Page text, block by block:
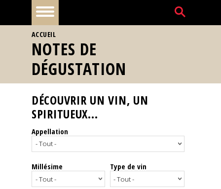
À
la
une
Reportages
Nos
Spiritueux
Notes
VOUS ÊTES ICI
ACCUEIL
NOTES DE
DÉGUSTATION
DÉCOUVRIR UN VIN, UN
SPIRITUEUX...
Appellation
Millésime Type de vin